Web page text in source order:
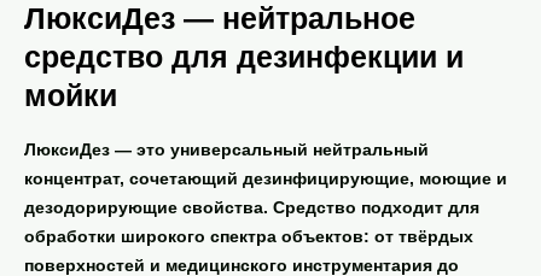
ЛюксиДез — нейтральное
средство для дезинфекции и
мойки
ЛюксиДез — это универсальный нейтральный
концентрат, сочетающий дезинфицирующие, моющие и
дезодорирующие свойства. Средство подходит для
обработки широкого спектра объектов: от твёрдых
поверхностей и медицинского инструментария до